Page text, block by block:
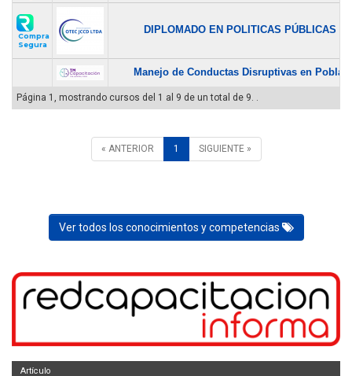
Compra
Segura
DIPLOMADO EN POLITICAS PÚBLICAS
Manejo de Conductas Disruptivas en
Página 1, mostrando cursos del 1 al 9 de un total de 9. .
« ANTERIOR 1 SIGUIENTE »
Ver todos los conocimientos y competencias
Artículo